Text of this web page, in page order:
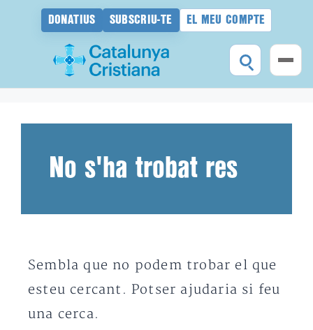
DONATIUS SUBSCRIU-TE EL MEU COMPTE
No s'ha trobat res
Sembla que no podem trobar el que
esteu cercant. Potser ajudaria si feu
una cerca.